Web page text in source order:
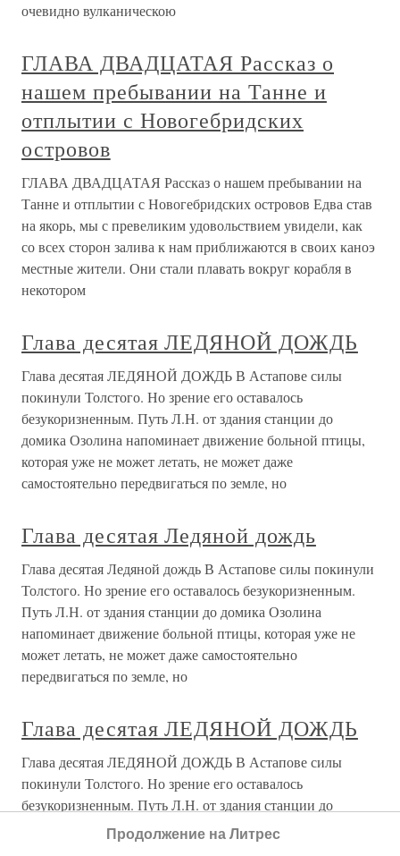
очевидно вулканическою
ГЛАВА ДВАДЦАТАЯ Рассказ о
нашем пребывании на Танне и
отплытии с Новогебридских
островов
ГЛАВА ДВАДЦАТАЯ Рассказ о нашем пребывании на
Танне и отплытии с Новогебридских островов Едва став
на якорь, мы с превеликим удовольствием увидели, как
со всех сторон залива к нам приближаются в своих каноэ
местные жители. Они стали плавать вокруг корабля в
некотором
Глава десятая ЛЕДЯНОЙ ДОЖДЬ
Глава десятая ЛЕДЯНОЙ ДОЖДЬ В Астапове силы
покинули Толстого. Но зрение его оставалось
безукоризненным. Путь Л.Н. от здания станции до
домика Озолина напоминает движение больной птицы,
которая уже не может летать, не может даже
самостоятельно передвигаться по земле, но
Глава десятая Ледяной дождь
Глава десятая Ледяной дождь В Астапове силы покинули
Толстого. Но зрение его оставалось безукоризненным.
Путь Л.Н. от здания станции до домика Озолина
напоминает движение больной птицы, которая уже не
может летать, не может даже самостоятельно
передвигаться по земле, но
Глава десятая ЛЕДЯНОЙ ДОЖДЬ
Глава десятая ЛЕДЯНОЙ ДОЖДЬ В Астапове силы
покинули Толстого. Но зрение его оставалось
безукоризненным. Путь Л.Н. от здания станции до
домика Озолина напоминает движение больной птицы,
которая уже не может летать, не может даже
Продолжение на Литрес